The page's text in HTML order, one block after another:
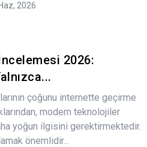
2026
2026:
çoğunu internette geçirme
modern teknolojiler
yoğun ilgisini gerektirmektedir.
önemlidir...